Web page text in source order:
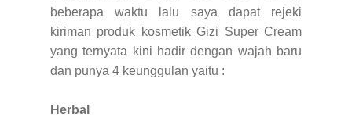
beberapa waktu lalu saya dapat rejeki
kiriman produk kosmetik Gizi Super Cream
yang ternyata kini hadir dengan wajah baru
dan punya 4 keunggulan yaitu :
Herbal